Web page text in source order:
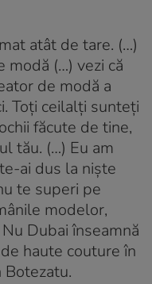
atât de tare. (…)
modă (…) vezi că
de modă a
Toți ceilalți sunteți
făcute de tine,
tău. (…) Eu am
ai dus la niște
te superi pe
modelor,
Dubai înseamnă
haute couture în
Botezatu.